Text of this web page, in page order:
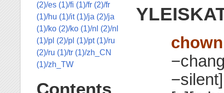
chown
(2)/es (1)/fi (1)/fr (2)/fr
(1)/hu (1)/it (1)/ja (2)/ja
(1)/ko (2)/ko (1)/nl (2)/nl
(1)/pl (2)/pl (1)/pt (1)/ru
(2)/ru (1)/tr (1)/zh_CN
(1)/zh_TW
Contents